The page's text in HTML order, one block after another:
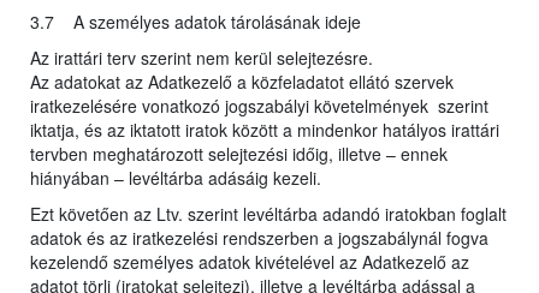
3.7 A személyes adatok tárolásának ideje
Az irattári terv szerint nem kerül selejtezésre.
Az adatokat az Adatkezelő a közfeladatot ellátó szervek
iratkezelésére vonatkozó jogszabályi követelmények szerint
iktatja, és az iktatott iratok között a mindenkor hatályos irattári
tervben meghatározott selejtezési időig, illetve – ennek
hiányában – levéltárba adásáig kezeli.
Ezt követően az Ltv. szerint levéltárba adandó iratokban foglalt
adatok és az iratkezelési rendszerben a jogszabálynál fogva
kezelendő személyes adatok kivételével az Adatkezelő az
adatot törli (iratokat selejtezi), illetve a levéltárba adással a